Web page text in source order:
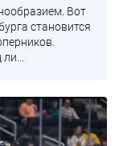
Вот
становится